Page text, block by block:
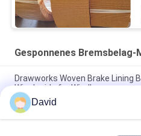
Gesponnenes Bremsbelag-
Drawworks Woven Brake Lining
Wire Inside for Windlass
Anlegeschleife Gewebte
Material mit Messing
David